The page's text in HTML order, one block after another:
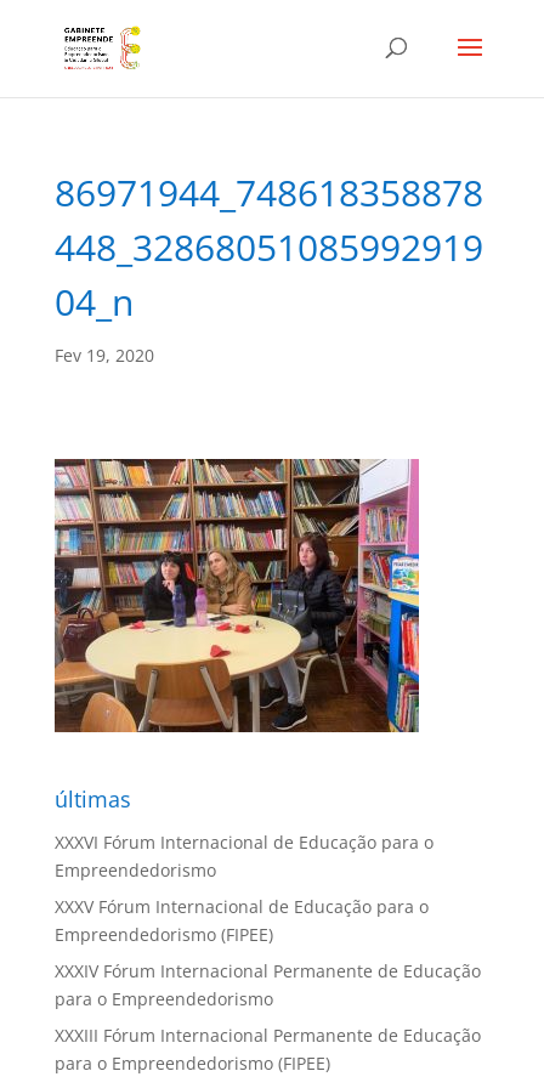
86971944_748618358878
448_32868051085992919
04_n
Fev 19, 2020
últimas
XXXVI Fórum Internacional de Educação para o
Empreendedorismo
XXXV Fórum Internacional de Educação para o
Empreendedorismo (FIPEE)
XXXIV Fórum Internacional Permanente de Educação
para o Empreendedorismo
XXXIII Fórum Internacional Permanente de Educação
para o Empreendedorismo (FIPEE)